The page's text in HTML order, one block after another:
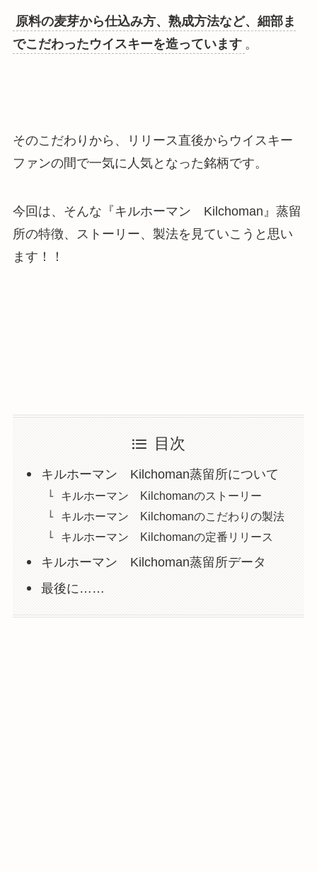
原料の麦芽から仕込み方、熟成方法など、細部ま
でこだわったウイスキーを造っています 。
そのこだわりから、リリース直後からウイスキー
ファンの間で一気に人気となった銘柄です。
今回は、そんな『キルホーマン Kilchoman』蒸留
所の特徴、ストーリー、製法を見ていこうと思い
ます！！
目次
キルホーマン Kilchoman蒸留所について
キルホーマン Kilchomanのストーリー
キルホーマン Kilchomanのこだわりの製法
キルホーマン Kilchomanの定番リリース
キルホーマン Kilchoman蒸留所データ
最後に……